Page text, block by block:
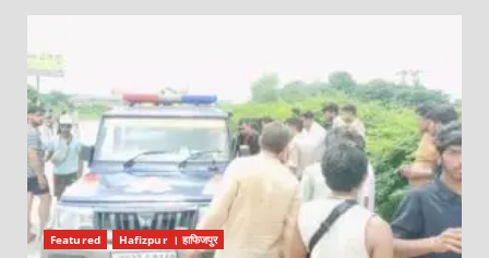
Featured Hafizpur । हाफिजपुर